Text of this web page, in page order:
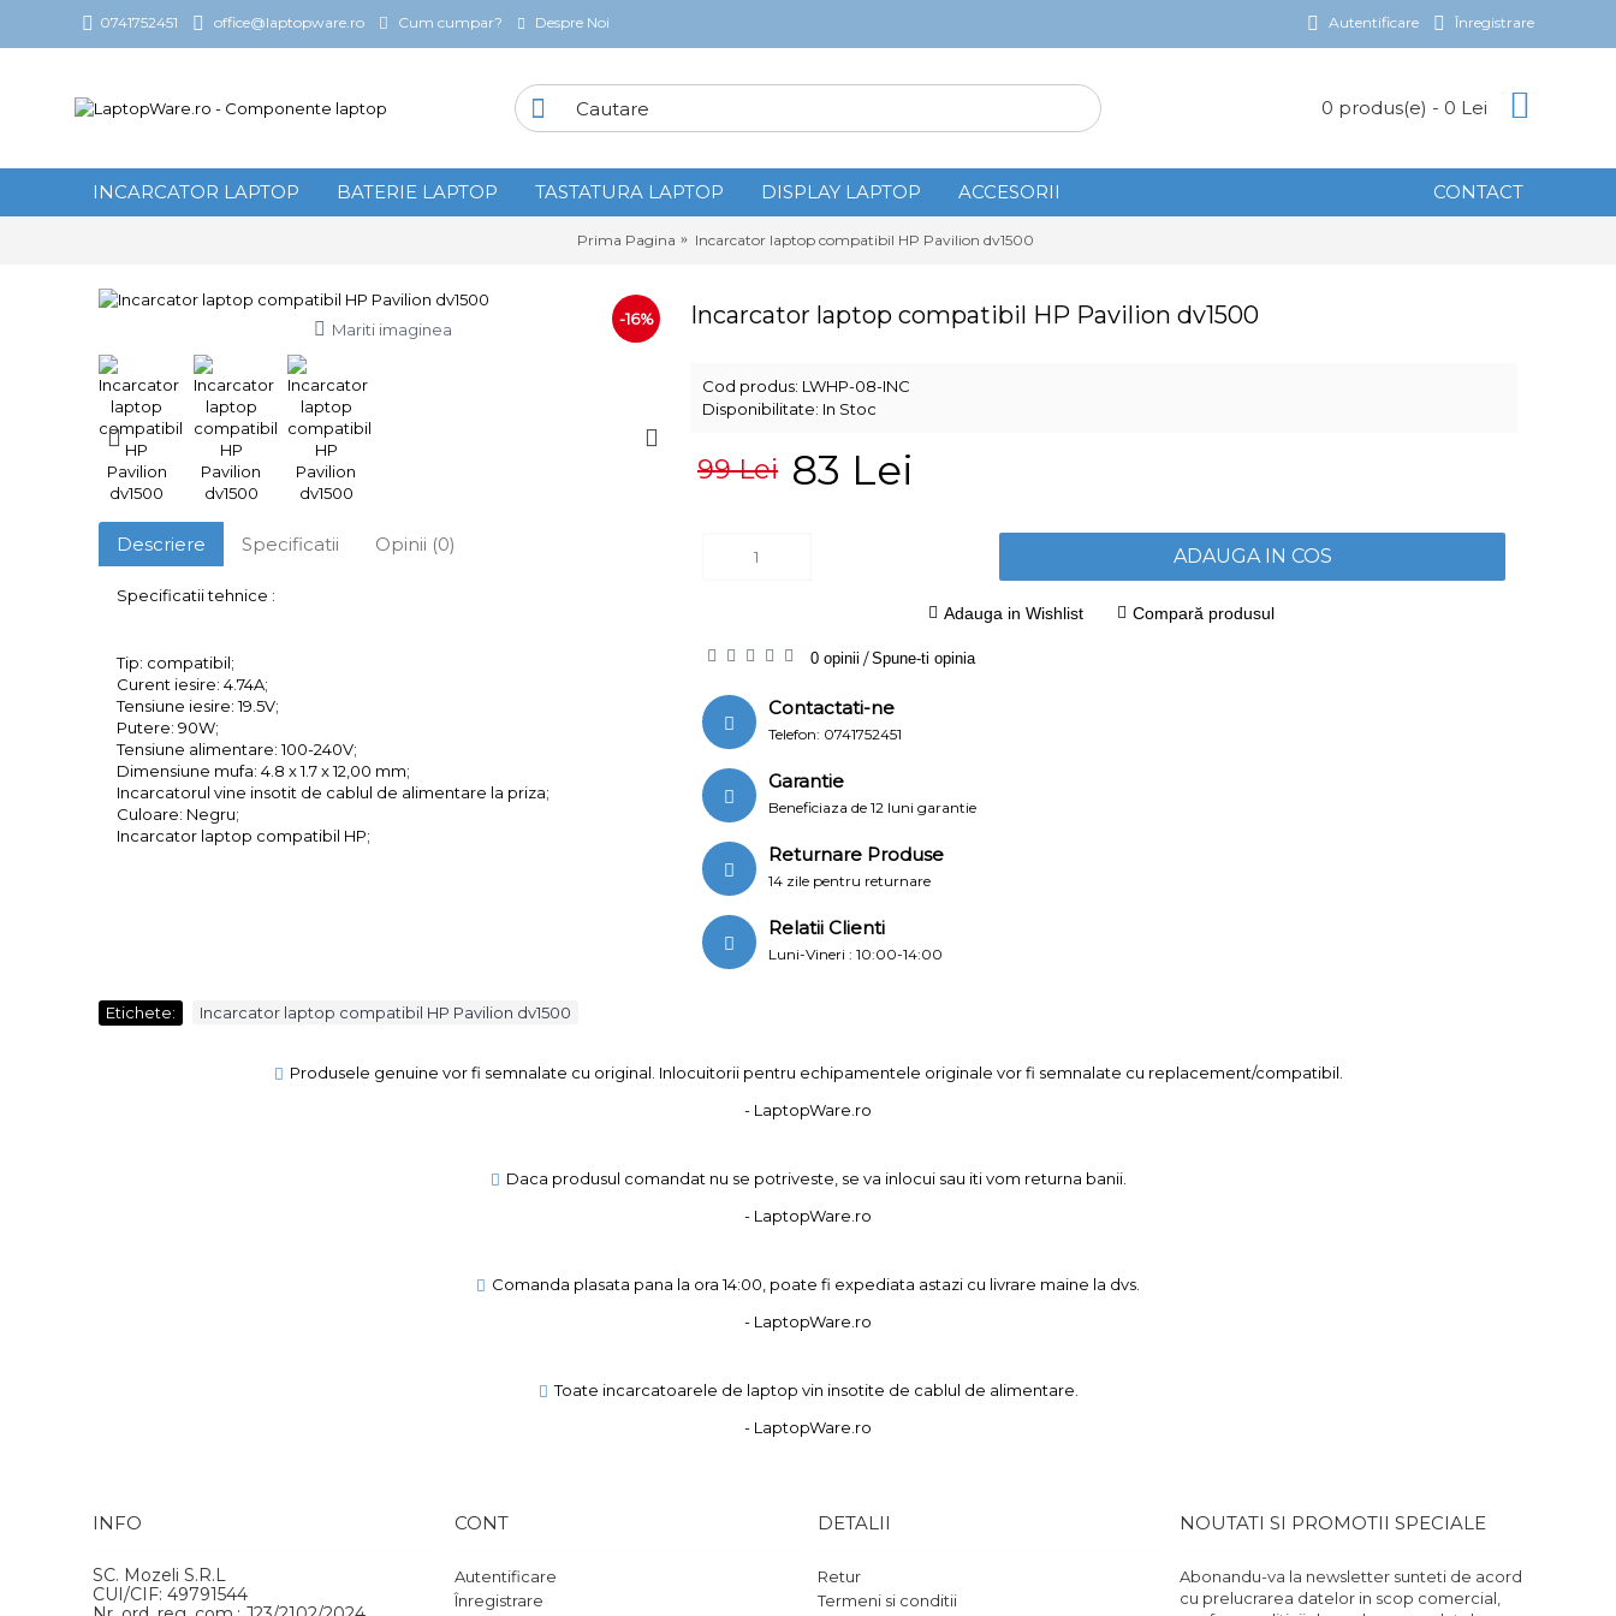
0741752451 office@laptopware.ro Cum cumpar? Despre Noi Autentificare Înregistrare
0 produs(e) - 0 Lei
INCARCATOR LAPTOP BATERIE LAPTOP TASTATURA LAPTOP DISPLAY LAPTOP ACCESORII CONTACT
Prima Pagina Incarcator laptop compatibil HP Pavilion dv1500
-16%
Mariti imaginea
Descriere Specificatii Opinii (0)
Specificatii tehnice :
Tip: compatibil;
Curent iesire: 4.74A;
Tensiune iesire: 19.5V;
Putere: 90W;
Tensiune alimentare: 100-240V;
Dimensiune mufa: 4.8 x 1.7 x 12,00 mm;
Incarcatorul vine insotit de cablul de alimentare la priza;
Culoare: Negru;
Incarcator laptop compatibil HP;
Incarcator laptop compatibil HP Pavilion dv1500
Cod produs: LWHP-08-INC
Disponibilitate: In Stoc
99 Lei 83 Lei
ADAUGA IN COS
Adauga in Wishlist Compară produsul
0 opinii /Spune-ti opinia
Contactati-ne
Telefon: 0741752451
Garantie
Beneficiaza de 12 luni garantie
Returnare Produse
14 zile pentru returnare
Relatii Clienti
Luni-Vineri : 10:00-14:00
Etichete: Incarcator laptop compatibil HP Pavilion dv1500
Produsele genuine vor fi semnalate cu original. Inlocuitorii pentru echipamentele originale vor fi semnalate cu replacement/compatibil.
- LaptopWare.ro
Daca produsul comandat nu se potriveste, se va inlocui sau iti vom returna banii.
- LaptopWare.ro
Comanda plasata pana la ora 14:00, poate fi expediata astazi cu livrare maine la dvs.
- LaptopWare.ro
Toate incarcatoarele de laptop vin insotite de cablul de alimentare.
- LaptopWare.ro
INFO
SC. Mozeli S.R.L
CUI/CIF: 49791544
CONT
Autentificare
Înregistrare
DETALII
Retur
Termeni si conditii
NOUTATI SI PROMOTII SPECIALE
Abonandu-va la newsletter sunteti de acord
cu prelucrarea datelor in scop comercial,